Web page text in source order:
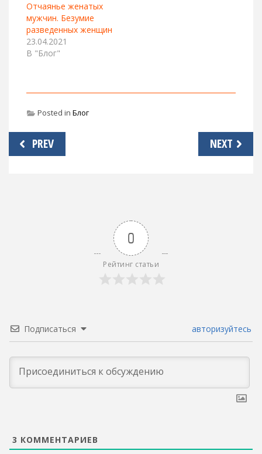
Отчаянье женатых
мужчин. Безумие
разведенных женщин
23.04.2021
В "Блог"
Posted in Блог
Навигация
по
PREV NEXT
0
Рейтинг статьи
Подписаться авторизуйтесь
3 КОММЕНТАРИЕВ